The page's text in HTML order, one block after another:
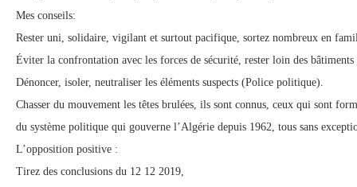
Mes conseils:
Rester uni, solidaire, vigilant et surtout pacifique, sortez nombreux en
Éviter la confrontation avec les forces de sécurité, rester loin des
Dénoncer, isoler, neutraliser les éléments suspects (Police politique).
Chasser du mouvement les têtes brulées, ils sont connus, ceux qui sont
du système politique qui gouverne l’Algérie depuis 1962, tous sans
L’opposition positive :
Tirez des conclusions du 12 12 2019,